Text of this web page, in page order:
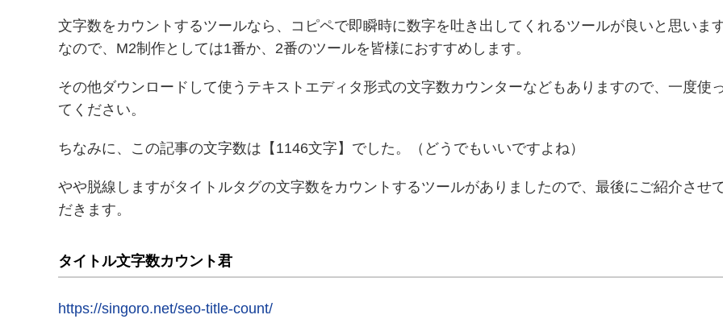
文字数をカウントするツールなら、コピペで即瞬時に数字を吐き出してくれるツールが良いと思います
なので、M2制作としては1番か、2番のツールを皆様におすすめします。
その他ダウンロードして使うテキストエディタ形式の文字数カウンターなどもありますので、一度使
てください。
ちなみに、この記事の文字数は【1146文字】でした。（どうでもいいですよね）
やや脱線しますがタイトルタグの文字数をカウントするツールがありましたので、最後にご紹介させ
だきます。
タイトル文字数カウント君
https://singoro.net/seo-title-count/